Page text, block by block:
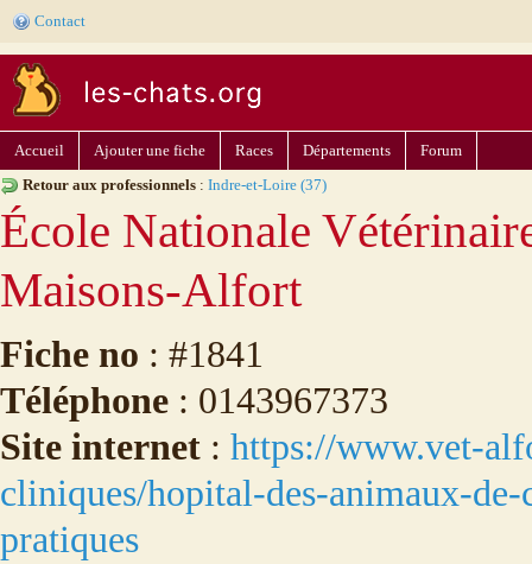
Contact
Accueil Ajouter une fiche Races Départements
Forum
Retour aux professionnels : Indre-et-Loire (37)
École Nationale
Maisons-Alfort
Fiche no : #1841
Téléphone : 0143967373
Site internet : https://www.vet-
cliniques/hopital-des-animaux-
pratiques